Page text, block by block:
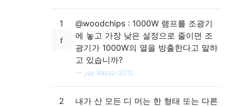
1
@woodchips : 1000W 램프를 조광기
에 놓고 가장 낮은 설정으로 줄이면 조
광기가 1000W의 열을 방출한다고 말하
고 있습니까?
— Jay Bazuzi 2012
2
내가 산 모든 디 머는 한 형태 또는 다른